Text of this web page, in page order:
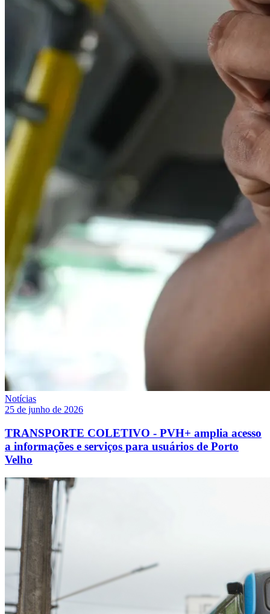
Notícias
25 de junho de 2026
TRANSPORTE COLETIVO - PVH+ amplia acesso
a informações e serviços para usuários de Porto
Velho